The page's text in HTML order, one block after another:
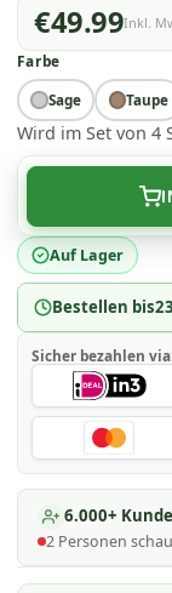
€49.99Inkl.
Auf Lager
Bestellen bis
Farbe
Sage Taupe
Wird im Set von 4
Sicher bezahlen
6.000+
2 Personen